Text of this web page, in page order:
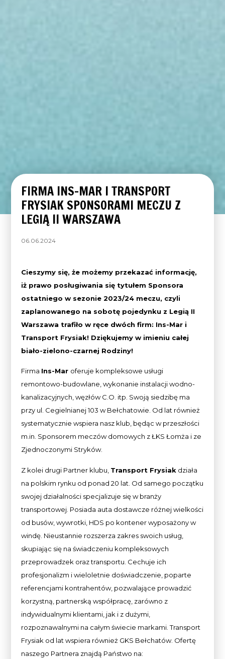
FIRMA INS-MAR I TRANSPORT
FRYSIAK SPONSORAMI MECZU Z
LEGIĄ II WARSZAWA
06.06.2024
Cieszymy się, że możemy przekazać informację,
iż prawo posługiwania się tytułem Sponsora
ostatniego w sezonie 2023/24 meczu, czyli
zaplanowanego na sobotę pojedynku z Legią II
Warszawa trafiło w ręce dwóch firm: Ins-Mar i
Transport Frysiak! Dziękujemy w imieniu całej
biało-zielono-czarnej Rodziny!
Firma Ins-Mar oferuje kompleksowe usługi
remontowo-budowlane, wykonanie instalacji wodno-
kanalizacyjnych, węzłów C.O. itp. Swoją siedzibę ma
przy ul. Cegielnianej 103 w Bełchatowie. Od lat również
systematycznie wspiera nasz klub, będąc w przeszłości
m.in. Sponsorem meczów domowych z ŁKS Łomża i ze
Zjednoczonymi Stryków.
Z kolei drugi Partner klubu, Transport Frysiak działa
na polskim rynku od ponad 20 lat. Od samego początku
swojej działalności specjalizuje się w branży
transportowej. Posiada auta dostawcze różnej wielkości
od busów, wywrotki, HDS po kontener wyposażony w
windę. Nieustannie rozszerza zakres swoich usług,
skupiając się na świadczeniu kompleksowych
przeprowadzek oraz transportu. Cechuje ich
profesjonalizm i wieloletnie doświadczenie, poparte
referencjami kontrahentów, pozwalające prowadzić
korzystną, partnerską współpracę, zarówno z
indywidualnymi klientami, jak i z dużymi,
rozpoznawalnymi na całym świecie markami. Transport
Frysiak od lat wspiera również GKS Bełchatów. Ofertę
naszego Partnera znajdą Państwo na: